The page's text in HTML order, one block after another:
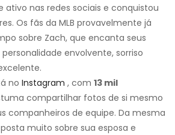
ativo nas redes sociais e conquistou
Os fãs da MLB provavelmente já
sobre Zach, que encanta seus
envolvente, sorriso
no Instagram , com 13 mil
compartilhar fotos de si mesmo
companheiros de equipe. Da mesma
muito sobre sua esposa e